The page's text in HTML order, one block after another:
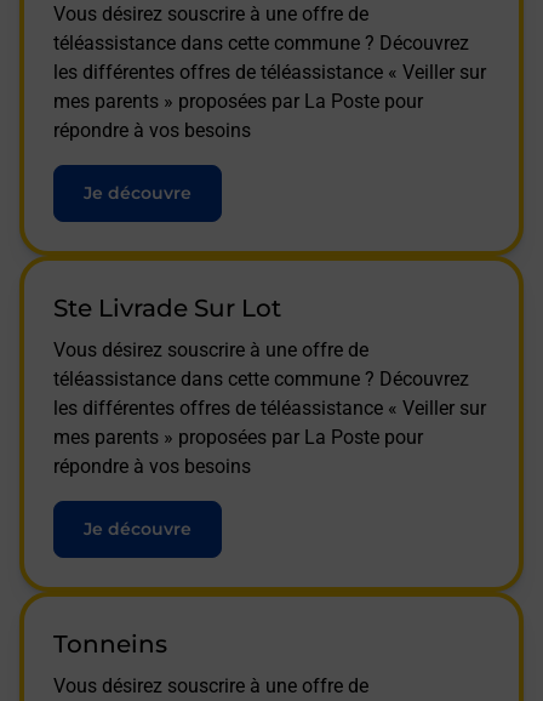
Vous désirez souscrire à une offre de
téléassistance dans cette commune ? Découvrez
les différentes offres de téléassistance « Veiller sur
mes parents » proposées par La Poste pour
répondre à vos besoins
Je découvre
Ste Livrade Sur Lot
Vous désirez souscrire à une offre de
téléassistance dans cette commune ? Découvrez
les différentes offres de téléassistance « Veiller sur
mes parents » proposées par La Poste pour
répondre à vos besoins
Je découvre
Tonneins
Vous désirez souscrire à une offre de